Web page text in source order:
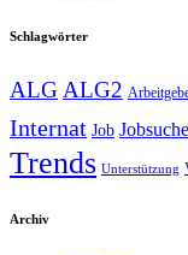
Schlagwörter
ALG ALG2
Internat Job Jobsuche
Trends Unterstützung
Archiv